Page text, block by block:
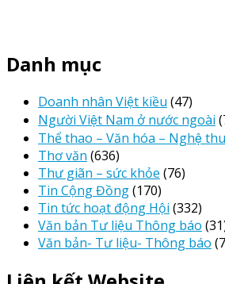
Danh mục
Doanh nhân Việt kiều (47)
Người Việt Nam ở nước ngoài
Thể thao – Văn hóa – Nghệ
Thơ văn (636)
Thư giãn – sức khỏe (76)
Tin Cộng Đồng(170)
Tin tức hoạt động Hội (332)
Văn bản Tư liệu Thông báo
Văn bản- Tư liệu- Thông báo